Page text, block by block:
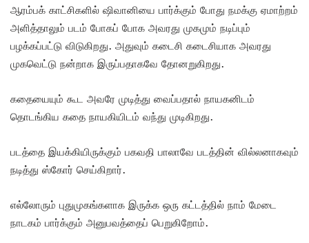
ஆரம்பக் காட்சிகளில் ஷிவானியை பார்க்கும் போது நமக்கு ஏமாற்றம்
அளித்தாலும் படம் போகப் போக அவரது முகமும் நடிப்பும்
பழக்கப்பட்டு விடுகிறது. அதுவும் கடைசி கடைசியாக அவரது
முகவெட்டு நன்றாக இருப்பதாகவே தோனறுகிறது.
கதையையும் கூட அவரே முடித்து வைப்பதால் நாயகனிடம்
தொடங்கிய கதை நாயகியிடம் வந்து முடிகிறது.
படத்தை இயக்கியிருக்கும் பகவதி பாலாவே படத்தின் வில்லனாகவும்
நடித்து ஸ்கோர் செய்கிறார்.
எல்லோரும் புதுமுகங்களாக இருக்க ஒரு கட்டத்தில் நாம் மேடை
நாடகம் பார்க்கும் அனுபவத்தைப் பெறுகிறோம்.